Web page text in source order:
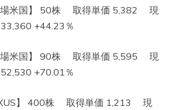
場米国】 50株 取得単価 5,382 現
+44.23％
場米国】 90株 取得単価 5,595 現
+70.01％
】 400株 取得単価 1,213 現